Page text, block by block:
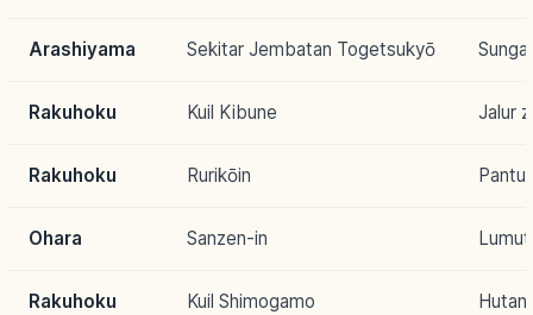
Arashiyama Sekitar Jembatan Togetsukyō
Rakuhoku Kuil Kibune Jalur
Rakuhoku Rurikōin
Ohara Sanzen-in
Rakuhoku Kuil Shimogamo Hutan